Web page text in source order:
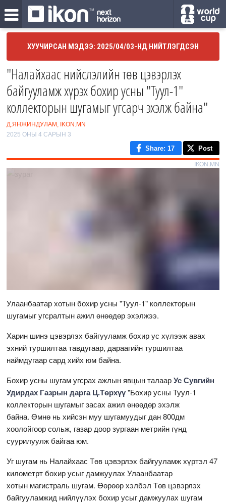
ХУУЧИРСАН МЭДЭЭ: 2025/04/03-НД НИЙТЛЭГДСЭН
"Налайхаас нийслэлийн төв цэвэрлэх
байгууламж хүрэх бохир усны "Туул-1"
коллекторын шугамыг угсарч эхэлж байна"
Д.ЯНЖИНДУЛАМ, IKON.MN
2025 ОНЫ 4 САРЫН 3
Share: 17 Post
IKON.MN
Улаанбаатар хотын бохир усны "Туул-1" коллекторын
шугамыг угсралтын ажил өнөөдөр эхэлжээ.
Харин шинэ цэвэрлэх байгууламж бохир ус хүлээж авах
эхний туршилтаа тавдугаар, дараагийн туршилтаа
наймдугаар сард хийх юм байна.
Бохир усны шугам угсрах ажлын явцын талаарУс Сувгийн
Удирдах Газрын дарга Ц.Төрхүү"Бохир усны Туул-1
коллекторын шугамыг засах ажил өнөөдөр эхэлж
байна. Өмнө нь хийсэн муу шугамуудыг дан 800дм
хоолойгоор сольж, газар доор зургаан метрийн гүнд
суурилуулж байгаа юм.
Уг шугам нь Налайхаас Төв цэвэрлэх байгууламж хүртэл 47
километрт бохир усыг дамжуулах Улаанбаатар
хотын магистраль шугам. Өөрөөр хэлбэл Төв цэвэрлэх
байгууламжид нийлүүлэх бохир усыг дамжуулах шугам